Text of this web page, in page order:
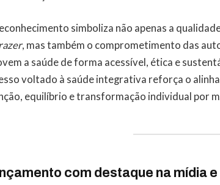
simboliza não apenas a
, mas também o comprometimento das
a saúde de forma acessível, ética e
voltado à saúde integrativa reforça o
equilíbrio e transformação individual por
com destaque na mídia